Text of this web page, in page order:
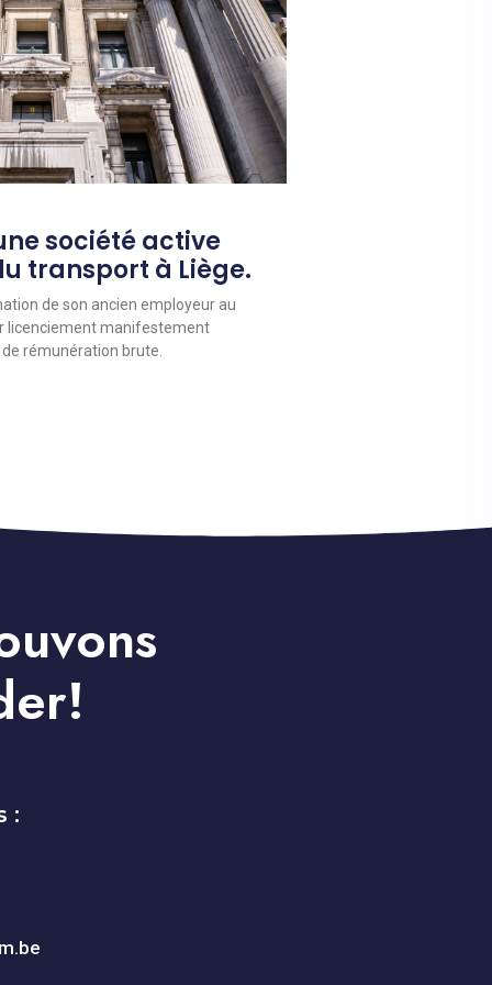
société active
transport à Liège.
de son ancien employeur au
licenciement manifestement
rémunération brute.
: